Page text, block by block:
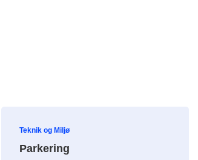
Teknik og Miljø
Parkering